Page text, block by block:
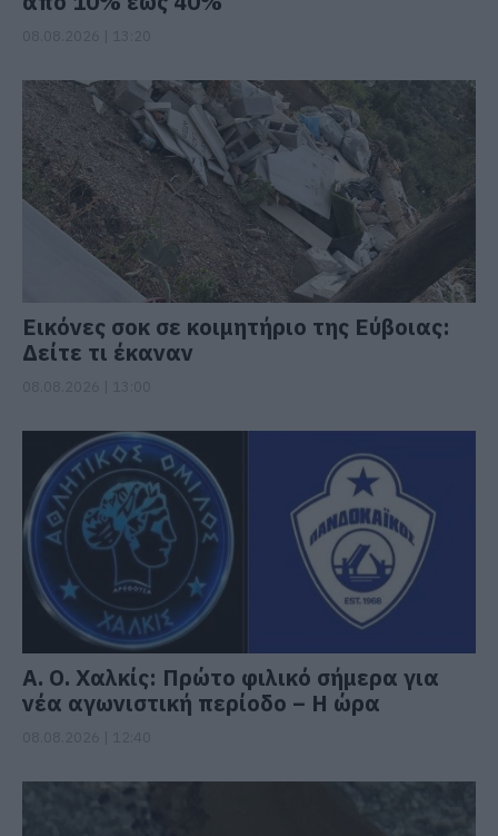
Εικόνες σοκ σε κοιμητήριο της Εύβοιας:
Δείτε τι έκαναν
Α. Ο. Χαλκίς: Πρώτο φιλικό σήμερα για
νέα αγωνιστική περίοδο – Η ώρα